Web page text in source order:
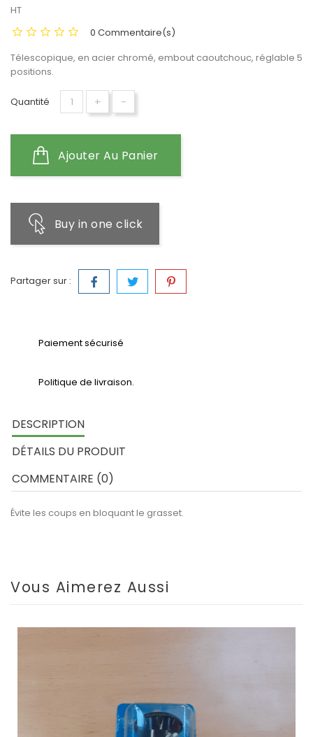
HT
0 Commentaire(s)
Télescopique, en acier chromé, embout caoutchouc, réglable 5
positions.
Quantité + -
Ajouter Au Panier
Buy in one click
Partager sur :
Paiement sécurisé
Politique de livraison.
DESCRIPTION
DÉTAILS DU PRODUIT
COMMENTAIRE (0)
Évite les coups en bloquant le grasset.
Vous Aimerez Aussi